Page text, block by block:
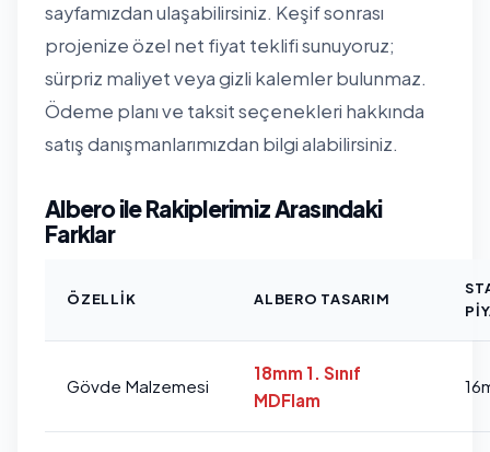
sayfamızdanulaşabilirsiniz. Keşif sonrası
projenize özel net fiyat teklifi sunuyoruz;
sürpriz maliyet veya gizli kalemler bulunmaz.
Ödeme planı ve taksit seçenekleri hakkında
satış danışmanlarımızdan bilgi alabilirsiniz.
Albero ile Rakiplerimiz Arasındaki
Farklar
ÖZELLIK ALBERO TASARIM
Gövde Malzemesi
18mm 1. Sınıf
MDFlam